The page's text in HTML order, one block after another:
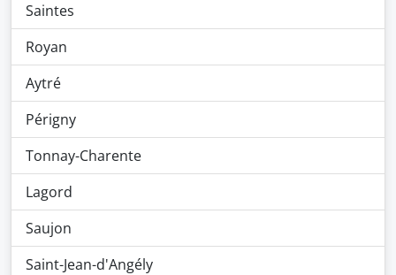
Saintes
Royan
Aytré
Périgny
Tonnay-Charente
Lagord
Saujon
Saint-Jean-d'Angély